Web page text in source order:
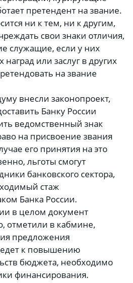
претендент на звание.
ни к тем, ни к другим,
свои знаки отличия,
служащие, если у них
наград или заслуг в других
на звание
внесли законопроект,
Банку России
ведомственный знак
на присвоение звания
его принятия на это
льготы смогут
банковского сектора,
стаж
Банка России.
в целом документ
отметили в кабмине,
предложения
к повышению
бюджета, необходимо
финансирования.